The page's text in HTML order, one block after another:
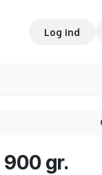
Log ind
900 gr.